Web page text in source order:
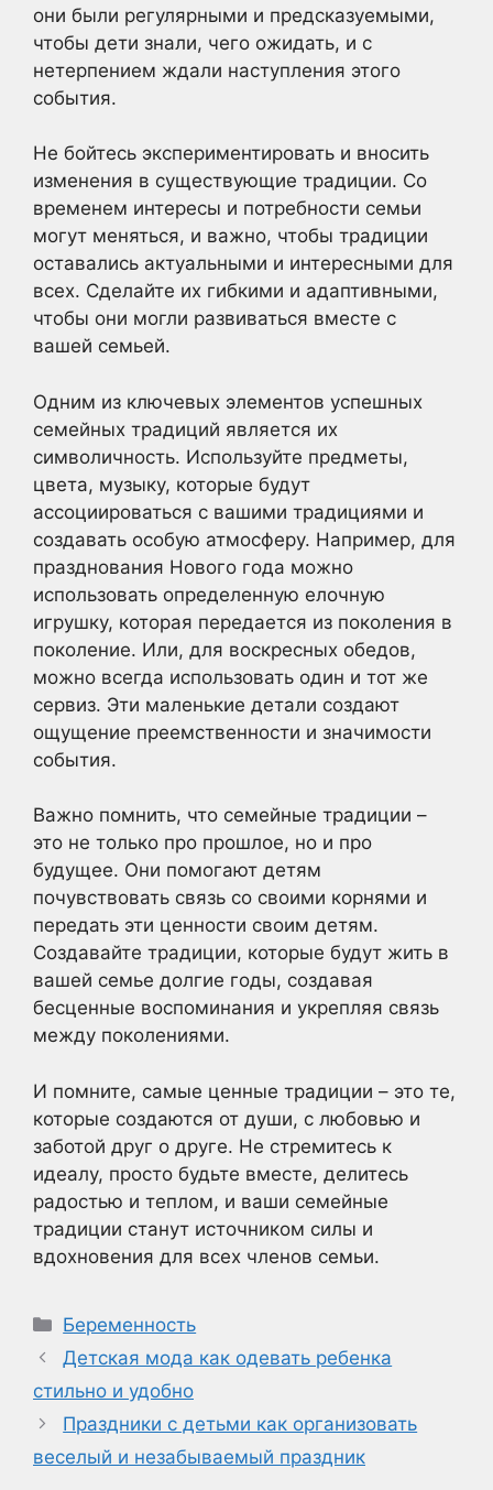
они были регулярными и предсказуемыми,
чтобы дети знали, чего ожидать, и с
нетерпением ждали наступления этого
события.
Не бойтесь экспериментировать и вносить
изменения в существующие традиции. Со
временем интересы и потребности семьи
могут меняться, и важно, чтобы традиции
оставались актуальными и интересными для
всех. Сделайте их гибкими и адаптивными,
чтобы они могли развиваться вместе с
вашей семьей.
Одним из ключевых элементов успешных
семейных традиций является их
символичность. Используйте предметы,
цвета, музыку, которые будут
ассоциироваться с вашими традициями и
создавать особую атмосферу. Например, для
празднования Нового года можно
использовать определенную елочную
игрушку, которая передается из поколения в
поколение. Или, для воскресных обедов,
можно всегда использовать один и тот же
сервиз. Эти маленькие детали создают
ощущение преемственности и значимости
события.
Важно помнить, что семейные традиции –
это не только про прошлое, но и про
будущее. Они помогают детям
почувствовать связь со своими корнями и
передать эти ценности своим детям.
Создавайте традиции, которые будут жить в
вашей семье долгие годы, создавая
бесценные воспоминания и укрепляя связь
между поколениями.
И помните, самые ценные традиции – это те,
которые создаются от души, с любовью и
заботой друг о друге. Не стремитесь к
идеалу, просто будьте вместе, делитесь
радостью и теплом, и ваши семейные
традиции станут источником силы и
вдохновения для всех членов семьи.
Рубрики
Беременность
Детская мода как одевать ребенка
стильно и удобно
Праздники с детьми как организовать
веселый и незабываемый праздник